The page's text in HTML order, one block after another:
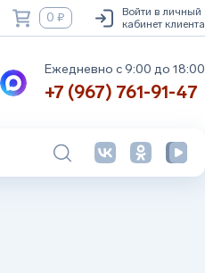
0 ₽
Войти в личный
кабинет клиента
Ежедневно с 9:00 до 18:00
+7 (967) 761-91-47